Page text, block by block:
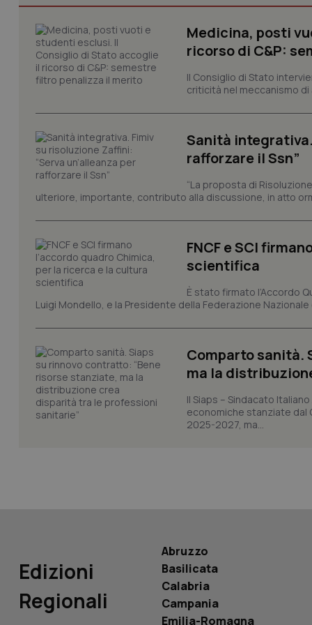
Medicina, posti
ricorso di C&P:
Il Consiglio di Stato
criticità nel meccanismo di
Sanità
rafforzare il Ssn”
“La proposta di
ulteriore, importante, contributo alla discussione, in atto
FNCF e SCI
scientifica
È stato firmato l’Accordo
Luigi Mondello, e la Presidente della Federazione Nazionale
Comparto sanità.
ma la
Il Siaps – Sindacato
economiche stanziate dal
2025-2027, ma...
Edizioni
Regionali
Abruzzo
Basilicata
Calabria
Campania
Emilia-Romagna
tracking-sites-
tracking-enable
tracking-sites-
_ga
PHPSESSID
Nome
Nome
VISITOR_INFO1_LIVE
ironfish-tracking-